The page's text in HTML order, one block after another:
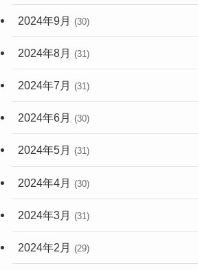
2024年9月 (30)
2024年8月 (31)
2024年7月 (31)
2024年6月 (30)
2024年5月 (31)
2024年4月 (30)
2024年3月 (31)
2024年2月 (29)